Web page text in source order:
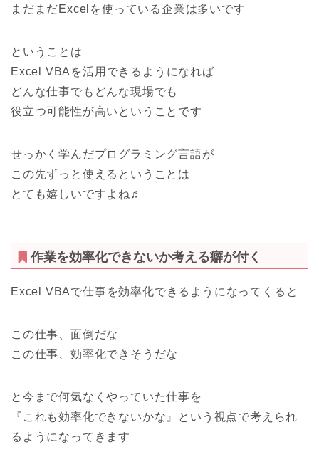
まだまだExcelを使っている企業は多いです
ということは
Excel VBAを活用できるようになれば
どんな仕事でもどんな現場でも
役立つ可能性が高い ということです
せっかく学んだプログラミング言語が
この先ずっと使えるということは
とても嬉しいですよね♬
作業を効率化できないか考える癖が付く
Excel VBAで仕事を効率化できるようになってくると
この仕事、面倒だな
この仕事、効率化できそうだな
と今まで何気なくやっていた仕事を
『これも効率化できないかな』という視点で考えられ
る ようになってきます